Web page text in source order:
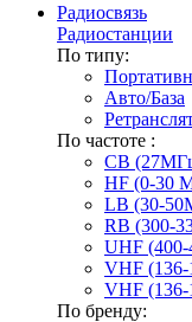
Радиосвязь
Радиостанции
По типу:
Авто/База
По частоте :
CB
HF (0-30
LB (30-
RB (300-
UHF
VHF
VHF
По бренду: